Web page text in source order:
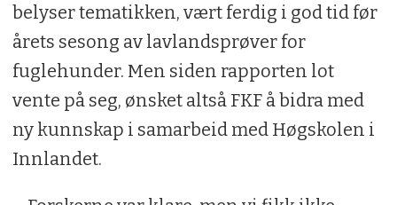
belyser tematikken, vært ferdig i god tid før
årets sesong av lavlandsprøver for
fuglehunder. Men siden rapporten lot
vente på seg, ønsket altså FKF å bidra med
ny kunnskap i samarbeid med Høgskolen i
Innlandet.